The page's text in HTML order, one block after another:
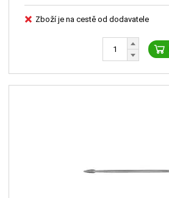
Zboží je na cestě od dodavatele